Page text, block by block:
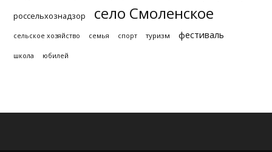
россельхознадзор село Смоленское
сельское хозяйство семья спорт туризм фестиваль
школа юбилей